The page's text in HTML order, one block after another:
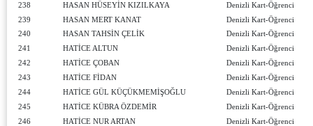
238
HASAN HÜSEYİN KIZILKAYA
Denizli Kart-Öğrenci
239
HASAN MERT KANAT
Denizli Kart-Öğrenci
240
HASAN TAHSİN ÇELİK
Denizli Kart-Öğrenci
241
HATİCE ALTUN
Denizli Kart-Öğrenci
242
HATİCE ÇOBAN
Denizli Kart-Öğrenci
243
HATİCE FİDAN
Denizli Kart-Öğrenci
244
HATİCE GÜL KÜÇÜKMEMİŞOĞLU
Denizli Kart-Öğrenci
245
HATİCE KÜBRA ÖZDEMİR
Denizli Kart-Öğrenci
246
HATİCE NUR ARTAN
Denizli Kart-Öğrenci